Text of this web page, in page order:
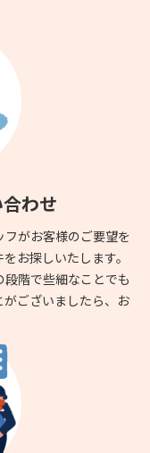
わせ
フがお客様のご要望を
お探しいたします。
階で些細なことでも
ございましたら、お